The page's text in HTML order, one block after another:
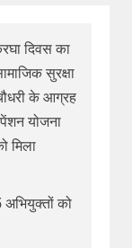
दिवस का
सुरक्षा
के आग्रह
योजना
मिला
को